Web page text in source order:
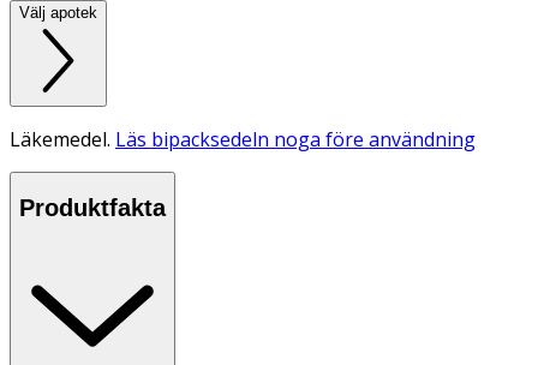
Välj apotek
Läkemedel. Läs bipacksedeln noga före användning
Produktfakta